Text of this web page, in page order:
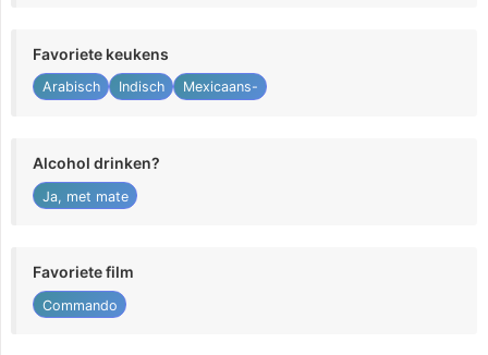
Favoriete keukens
Arabisch Indisch Mexicaans-
Alcohol drinken?
Ja, met mate
Favoriete film
Commando